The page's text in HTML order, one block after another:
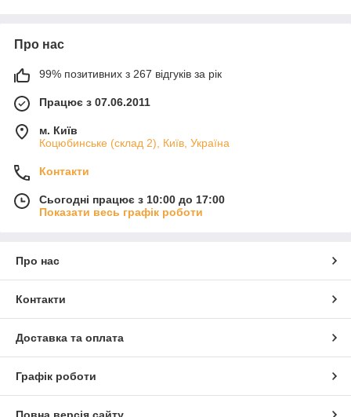
Про нас
99% позитивних з 267 відгуків за рік
Працює з 07.06.2011
м. Київ
Коцюбинське (склад 2), Київ, Україна
Контакти
Сьогодні працює з 10:00 до 17:00
Показати весь графік роботи
Про нас
Контакти
Доставка та оплата
Графік роботи